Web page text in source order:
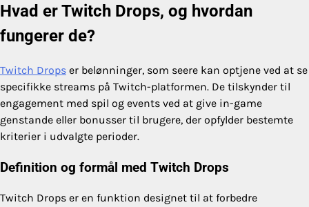
Hvad er Twitch Drops, og hvordan
fungerer de?
Twitch Drops er belønninger, som seere kan optjene ved at se
specifikke streams på Twitch-platformen. De tilskynder til
engagement med spil og events ved at give in-game
genstande eller bonusser til brugere, der opfylder bestemte
kriterier i udvalgte perioder.
Definition og formål med Twitch Drops
Twitch Drops er en funktion designet til at forbedre